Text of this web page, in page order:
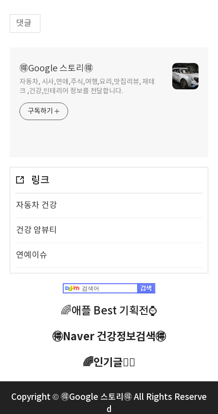
댓글
🉐Google 스토리🉐
자동차, 시사,연애,주식,여행,요리,맛집리뷰, 재테
크 ,건강,인테리어 정보를 전달합니다.
구독하기
링크
자동차 건강
건강 암뷰티
연예이슈
🌈애플 Best 기획전⌚️
🉐Naver 건강정보검색🉐
🌈인기글🧜‍♀️
Copyright © 🉐Google 스토리🉐 All Rights Reserve
d